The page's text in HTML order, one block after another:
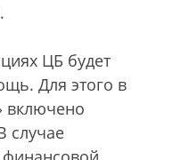
ЦБ будет
Для этого в
включено
случае